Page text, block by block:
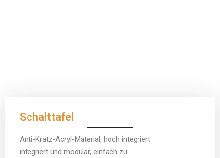
Schalttafel
Anti-Kratz-Acryl-Material, hoch integriert
integriert und modular, einfach zu